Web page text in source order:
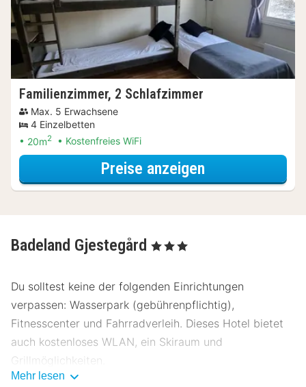
Familienzimmer, 2 Schlafzimmer
Max. 5 Erwachsene
4 Einzelbetten
20m2 Kostenfreies WiFi
Preise anzeigen
Badeland Gjestegård , 3 Sterne
Du solltest keine der folgenden Einrichtungen
verpassen: Wasserpark (gebührenpflichtig),
Fitnesscenter und Fahrradverleih. Dieses Hotel bietet
auch kostenloses WLAN, ein Skiraum und
Grillmöglichkeiten.
Mehr lesen